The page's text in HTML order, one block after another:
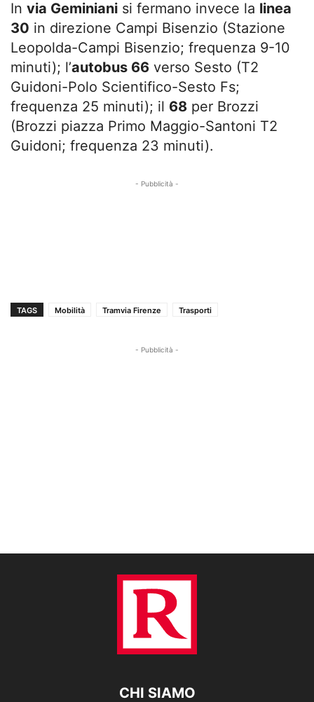
In via Geminiani si fermano invece la linea
30 in direzione Campi Bisenzio (Stazione
Leopolda-Campi Bisenzio; frequenza 9-10
minuti); l’autobus 66 verso Sesto (T2
Guidoni-Polo Scientifico-Sesto Fs;
frequenza 25 minuti); il 68 per Brozzi
(Brozzi piazza Primo Maggio-Santoni T2
Guidoni; frequenza 23 minuti).
- Pubblicità -
TAGS Mobilità Tramvia Firenze Trasporti
- Pubblicità -
CHI SIAMO